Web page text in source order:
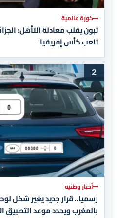
كورة عالمية
تبون يقلب معادلة التأهل:
تلعب كأس إفريقيا!
2
أخبار وطنية
رسميا.. قرار جديد يغير شكل
بالمغرب ويحدد موعد التطبيق